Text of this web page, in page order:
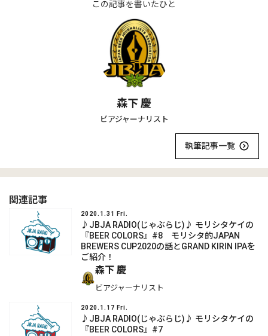
この記事を書いたひと
森下 慶
ビアジャーナリスト
執筆記事一覧
関連記事
2020.1.31 Fri.
♪JBJA RADIO(じゃぶらじ)♪ モリシタケイの
『BEER COLORS』#8 モリシタ的JAPAN
BREWERS CUP2020の話とGRAND KIRIN IPAを
ご紹介！
森下 慶
ビアジャーナリスト
2020.1.17 Fri.
♪JBJA RADIO(じゃぶらじ)♪ モリシタケイの
『BEER COLORS』#7